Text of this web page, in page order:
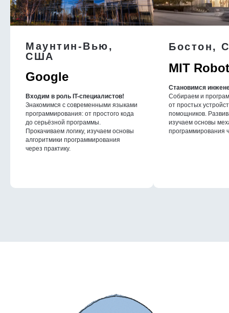
Маунтин-Вью,
США
Google
Входим в роль IT-специалистов!
Знакомимся с современными языками
программирования: от простого кода
до серьёзной программы.
Прокачиваем логику, изучаем основы
алгоритмики программирования
через практику.
Бостон,
MIT
Становимся
Собираем и
от простых
помощников.
изучаем основы
программирования